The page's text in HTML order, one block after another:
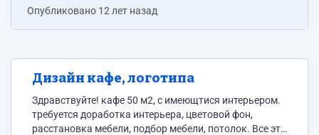
Опубликовано 12 лет назад
Дизайн кафе, логотипа
Здравствуйте! кафе 50 м2, с имеющтися интерьером.
требуется доработка интерьера, цветовой фон,
расстановка мебели, подбор мебели, потолок. Все это